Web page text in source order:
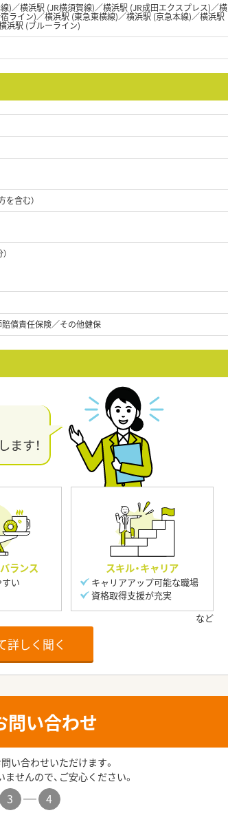
)／横浜駅 (JR横須賀線)／横浜駅 (JR成田エクスプレス)／横
ライン)／横浜駅 (東急東横線)／横浜駅 (京急本線)／横浜駅
浜駅 (ブルーライン)
含む）
償責任保険／その他健保
ます！
ランス
い
スキル・キャリア
キャリアアップ可能な職場
資格取得支援が充実
詳しく聞く
問い合わせ
い合わせいただけます。
せんので、ご安心ください。
3 4